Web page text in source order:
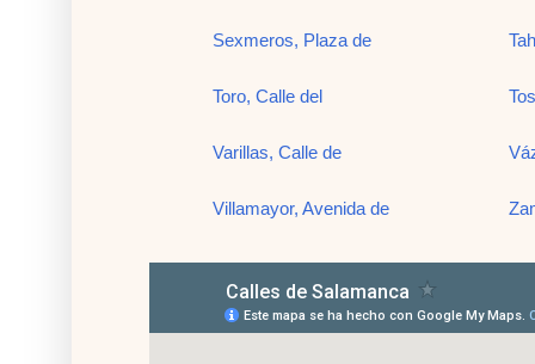
Sexmeros, Plaza de
Toro, Calle del
Varillas, Calle de
Villamayor, Avenida de